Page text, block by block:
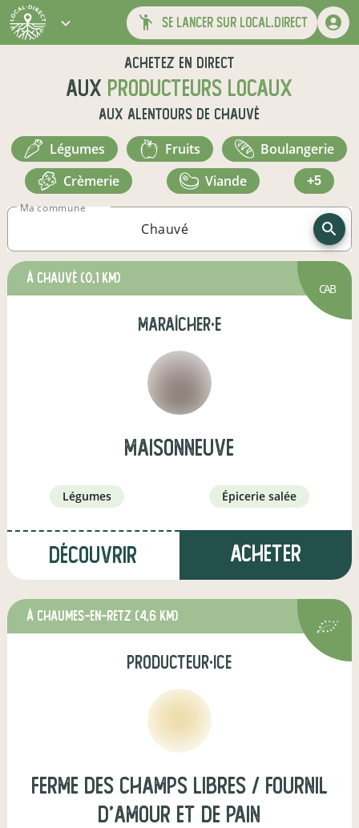
se lancer sur local.direct
Achetez en direct
aux producteurs locaux
aux alentours de Chauvé
légumes fruits
boulangerie
crèmerie
viande +5
Ma commune
à Chauvé (0,1 km)
CAB
maraîcher·e
MAISONNEUVE
légumes épicerie salée
Découvrir Acheter
à Chaumes-en-Retz (4,6 km)
producteur·ice
Ferme des Champs Libres / Fournil
d'Amour et de Pain